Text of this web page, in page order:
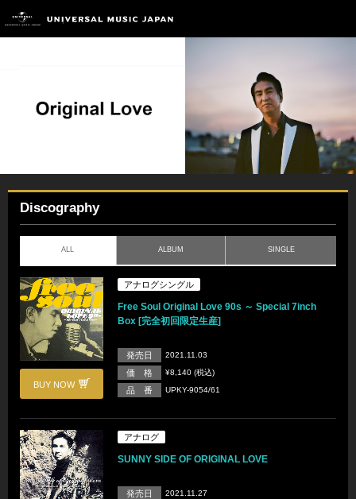
Discography
ALL ALBUM SINGLE
BUY NOW
アナログシングル
Free Soul Original Love 90s ～ Special 7inch
Box [完全初回限定生産]
発売日 2021.11.03
価 格 ¥8,140 (税込)
品 番 UPKY-9054/61
アナログ
SUNNY SIDE OF ORIGINAL LOVE
発売日 2021.11.27